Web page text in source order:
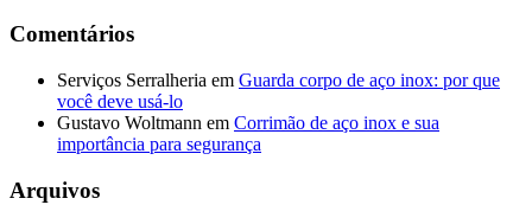
Comentários
Serviços Serralheria em Guarda corpo de aço inox: por que
você deve usá-lo
Gustavo Woltmann em Corrimão de aço inox e sua
importância para segurança
Arquivos